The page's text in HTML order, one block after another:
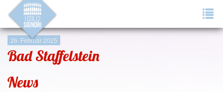
26. Februar 2025
Bad Staffelstein
News